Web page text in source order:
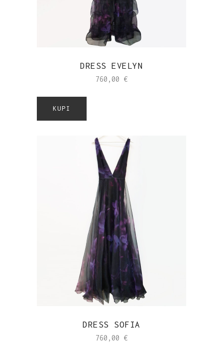
DRESS EVELYN
760,00 €
KUPI
DRESS SOFIA
760,00 €